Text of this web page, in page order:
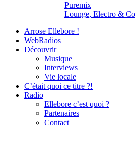
Puremix
Lounge, Electro & Co
Arrose Ellebore !
WebRadios
Découvrir
Musique
Interviews
Vie locale
C’était quoi ce titre ?!
Radio
Ellebore c’est quoi ?
Partenaires
Contact